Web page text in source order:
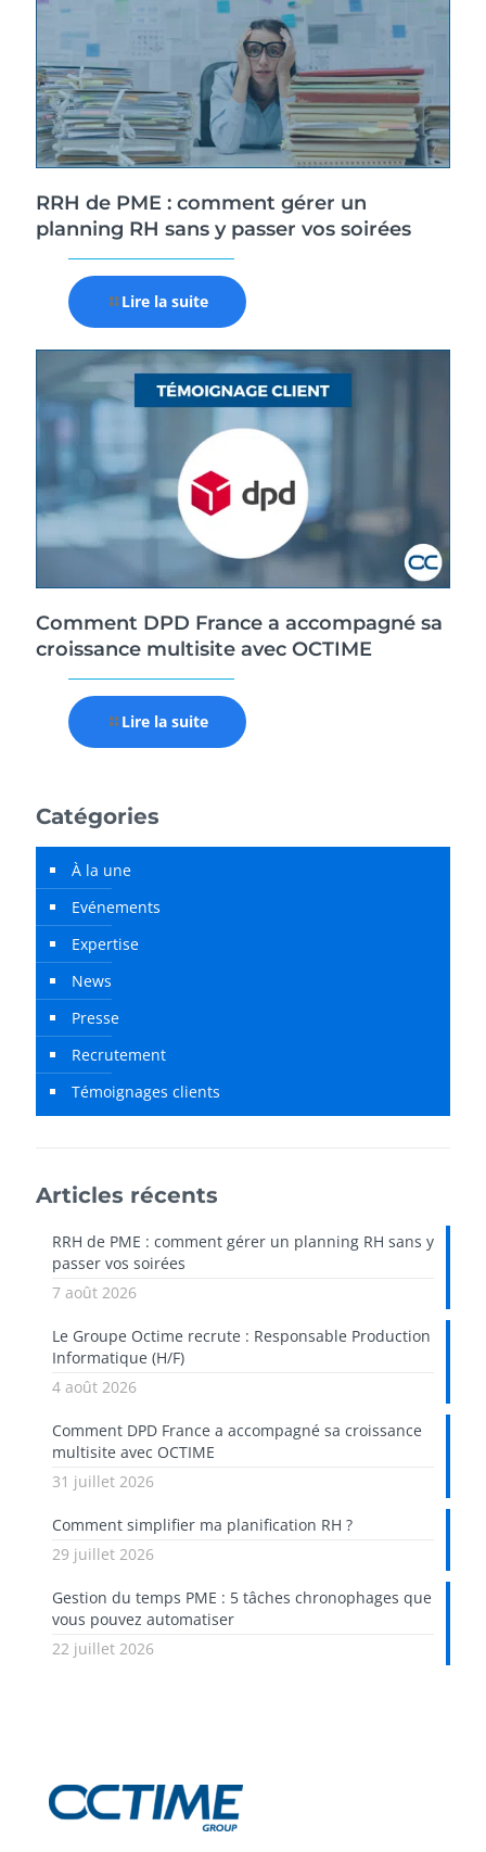
RRH de PME : comment gérer un
planning RH sans y passer vos soirées
Lire la suite
Comment DPD France a accompagné sa
croissance multisite avec OCTIME
Lire la suite
Catégories
À la une
Evénements
Expertise
News
Presse
Recrutement
Témoignages clients
Articles récents
RRH de PME : comment gérer un planning RH sans y
passer vos soirées
7 août 2026
Le Groupe Octime recrute : Responsable Production
Informatique (H/F)
4 août 2026
Comment DPD France a accompagné sa croissance
multisite avec OCTIME
31 juillet 2026
Comment simplifier ma planification RH ?
29 juillet 2026
Gestion du temps PME : 5 tâches chronophages que
vous pouvez automatiser
22 juillet 2026